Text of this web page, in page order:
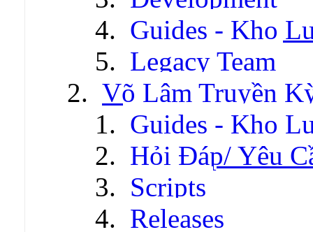
Guides - Kho
Legacy Team
Võ Lâm Truyền
Guides - Kho
Hỏi Đáp/ Yêu
Scripts
Releases